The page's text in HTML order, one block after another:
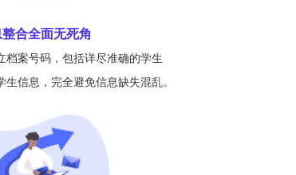
合全面无死角
档案号码，包括详尽准确的学生
生信息，完全避免信息缺失混乱。